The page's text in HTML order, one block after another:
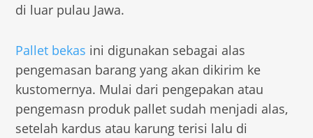
di luar pulau Jawa.
Pallet bekas ini digunakan sebagai alas
pengemasan barang yang akan dikirim ke
kustomernya. Mulai dari pengepakan atau
pengemasn produk pallet sudah menjadi alas,
setelah kardus atau karung terisi lalu di